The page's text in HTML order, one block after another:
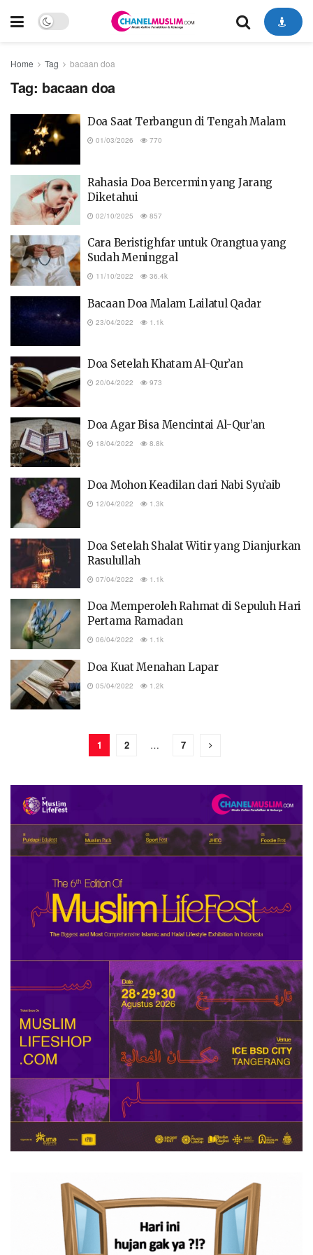
Home Tag bacaan doa
Tag: bacaan doa
Doa Saat Terbangun di Tengah Malam
01/03/2026 770
Rahasia Doa Bercermin yang Jarang
Diketahui
02/10/2025 857
Cara Beristighfar untuk Orangtua yang
Sudah Meninggal
11/10/2022 36.4k
Bacaan Doa Malam Lailatul Qadar
23/04/2022 1.1k
Doa Setelah Khatam Al-Qur’an
20/04/2022 973
Doa Agar Bisa Mencintai Al-Qur’an
18/04/2022 8.8k
Doa Mohon Keadilan dari Nabi Syu’aib
12/04/2022 1.3k
Doa Setelah Shalat Witir yang Dianjurkan
Rasulullah
07/04/2022 1.1k
Doa Memperoleh Rahmat di Sepuluh Hari
Pertama Ramadan
06/04/2022 1.1k
Doa Kuat Menahan Lapar
05/04/2022 1.2k
1 2 … 7